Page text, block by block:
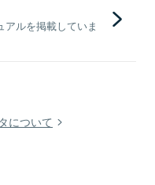
ルを掲載していま
について